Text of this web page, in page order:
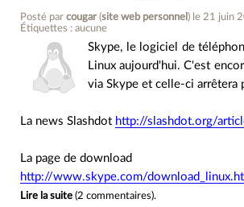
Posté parcougar (site web personnel ) le 21 juin
Étiquettes : aucune
Skype, le logiciel de
Linux aujourd'hui. C'est
via Skype et celle-ci arrêtera
La news Slashdot http://slashdot.org/
La page de download
http://www.skype.com/
Lire la suite (2 commentaires).